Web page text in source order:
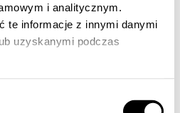
i analitycznym.
te informacje z innymi danymi
uzyskanymi podczas
który wymaga zaangażowania
organizacji. Pracownicy
czy finansów dostarczają
identyfikacji obszarów do
i warsztaty podnoszą
wspiera realizację strategii